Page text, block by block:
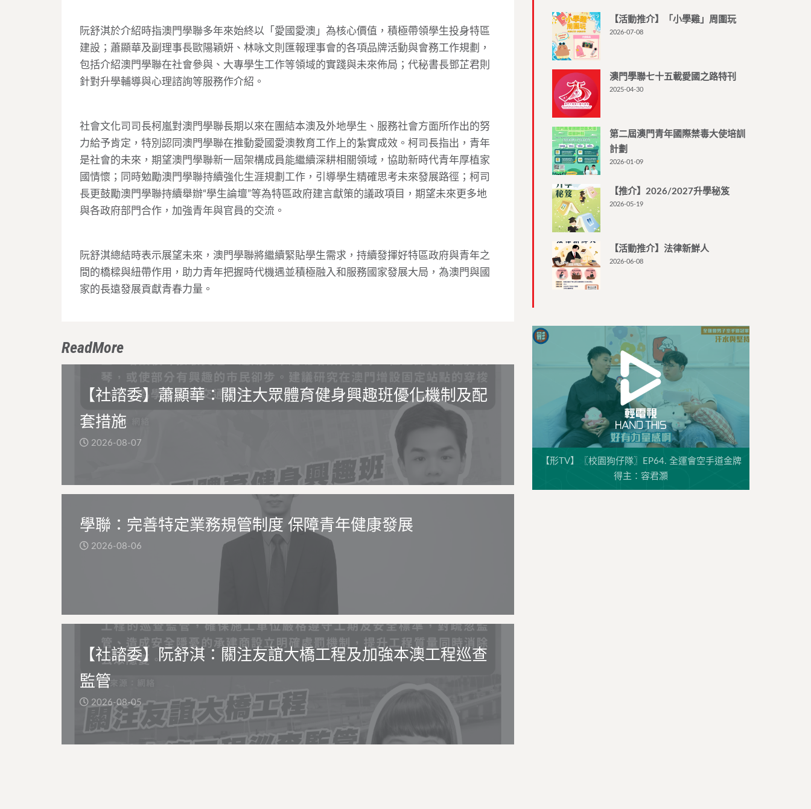
阮舒淇於介紹時指澳門學聯多年來始終以「愛國愛澳」為核心價值，積極帶領學生投身特區
建設；蕭顯華及副理事長歐陽穎妍、林咏文則匯報理事會的各項品牌活動與會務工作規劃，
包括介紹澳門學聯在社會參與、大專學生工作等領域的實踐與未來佈局；代秘書長鄧芷君則
針對升學輔導與心理諮詢等服務作介紹。
社會文化司司長柯嵐對澳門學聯長期以來在團結本澳及外地學生、服務社會方面所作出的努
力給予肯定，特別認同澳門學聯在推動愛國愛澳教育工作上的紮實成效。柯司長指出，青年
是社會的未來，期望澳門學聯新一屆架構成員能繼續深耕相關領域，協助新時代青年厚植家
國情懷；同時勉勵澳門學聯持續強化生涯規劃工作，引導學生精確思考未來發展路徑；柯司
長更鼓勵澳門學聯持續舉辦“學生論壇”等為特區政府建言獻策的議政項目，期望未來更多地
與各政府部門合作，加強青年與官員的交流。
阮舒淇總結時表示展望未來，澳門學聯將繼續緊貼學生需求，持續發揮好特區政府與青年之
間的橋樑與紐帶作用，助力青年把握時代機遇並積極融入和服務國家發展大局，為澳門與國
家的長遠發展貢獻青春力量。
ReadMore
【社諮委】蕭顯華：關注大眾體育健身興趣班優化機制及配
套措施
2026-08-07
學聯：完善特定業務規管制度 保障青年健康發展
2026-08-06
【社諮委】阮舒淇：關注友誼大橋工程及加強本澳工程巡查
監管
2026-08-05
【活動推介】「小學雞」周圍玩
2026-07-08
澳門學聯七十五載愛國之路特刊
2025-04-30
第二屆澳門青年國際禁毒大使培訓
計劃
2026-01-09
【推介】2026/2027升學秘笈
2026-05-19
【活動推介】法律新鮮人
2026-06-08
【形TV】〖校園狗仔隊〗EP64. 全運會空手道金牌
得主：容君灝